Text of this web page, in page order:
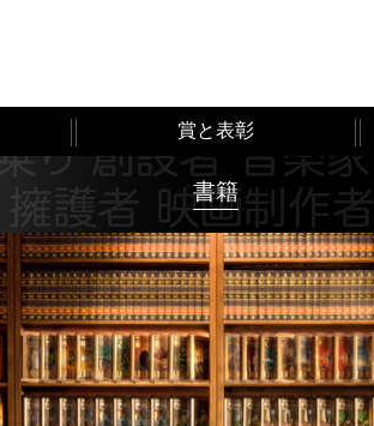
賞と表彰
書籍